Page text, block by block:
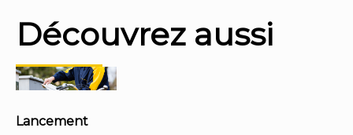
Découvrez aussi
Lancement